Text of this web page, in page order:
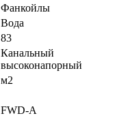
Фанкойлы
Вода
83
Канальный
высоконапорный
м2
FWD-A